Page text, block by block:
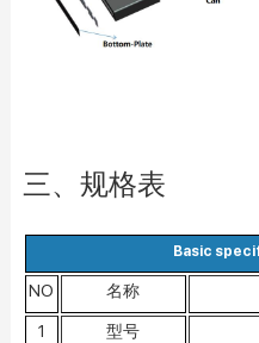
三、规格表
Basic
NO 名称
1 型号